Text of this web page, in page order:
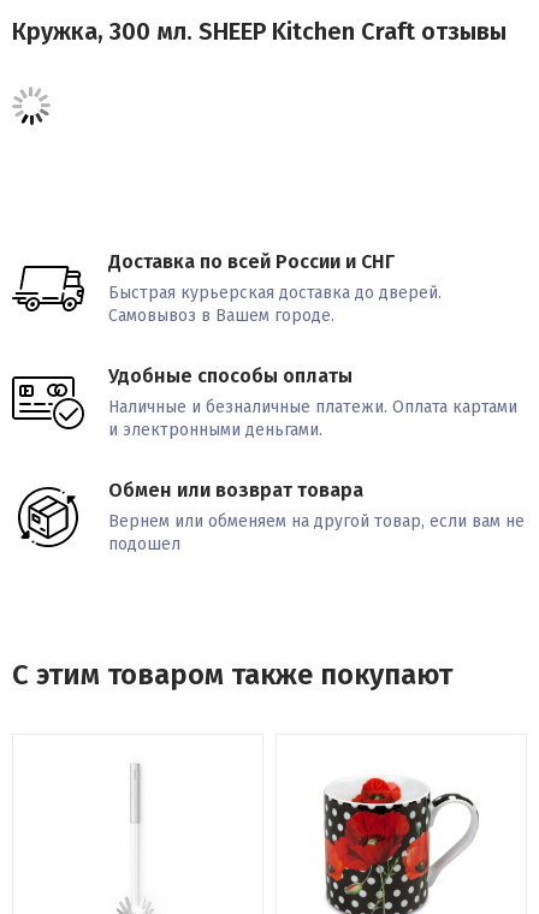
Кружка, 300 мл. SHEEP Kitchen Craft отзывы
Доставка по всей России и СНГ
Быстрая курьерская доставка до дверей.
Самовывоз в Вашем городе.
Удобные способы оплаты
Наличные и безналичные платежи. Оплата картами
и электронными деньгами.
Обмен или возврат товара
Вернем или обменяем на другой товар, если вам не
подошел
С этим товаром также покупают